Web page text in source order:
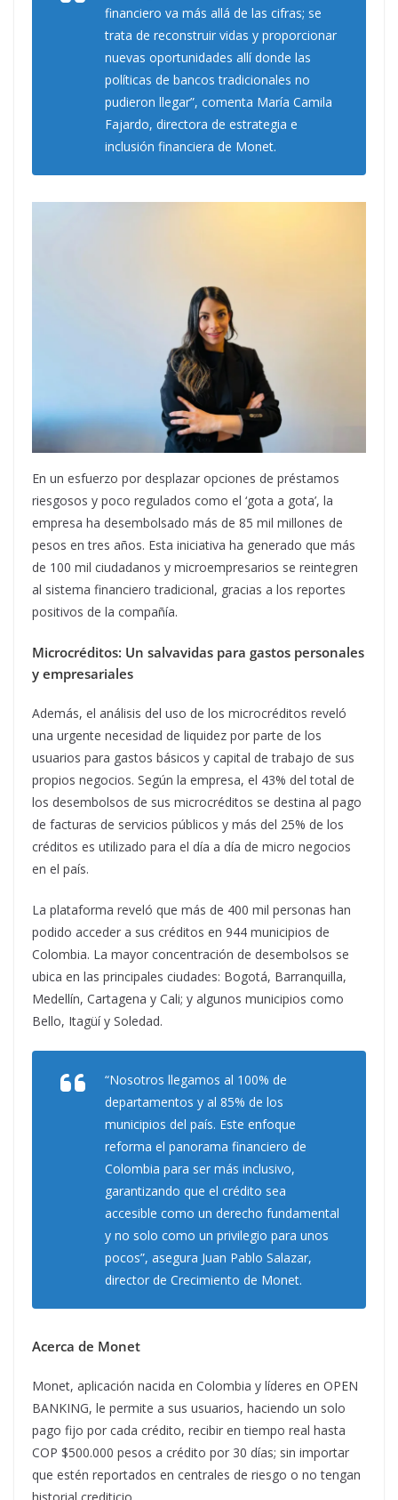
financiero va más allá de las cifras; se
trata de reconstruir vidas y proporcionar
nuevas oportunidades allí donde las
políticas de bancos tradicionales no
pudieron llegar”, comenta María Camila
Fajardo, directora de estrategia e
inclusión financiera de Monet.
En un esfuerzo por desplazar opciones de préstamos
riesgosos y poco regulados como el ‘gota a gota’, la
empresa ha desembolsado más de 85 mil millones de
pesos en tres años. Esta iniciativa ha generado que más
de 100 mil ciudadanos y microempresarios se reintegren
al sistema financiero tradicional, gracias a los reportes
positivos de la compañía.
Microcréditos: Un salvavidas para gastos personales
y empresariales
Además, el análisis del uso de los microcréditos reveló
una urgente necesidad de liquidez por parte de los
usuarios para gastos básicos y capital de trabajo de sus
propios negocios. Según la empresa, el 43% del total de
los desembolsos de sus microcréditos se destina al pago
de facturas de servicios públicos y más del 25% de los
créditos es utilizado para el día a día de micro negocios
en el país.
La plataforma reveló que más de 400 mil personas han
podido acceder a sus créditos en 944 municipios de
Colombia. La mayor concentración de desembolsos se
ubica en las principales ciudades: Bogotá, Barranquilla,
Medellín, Cartagena y Cali; y algunos municipios como
Bello, Itagüí y Soledad.
“Nosotros llegamos al 100% de
departamentos y al 85% de los
municipios del país. Este enfoque
reforma el panorama financiero de
Colombia para ser más inclusivo,
garantizando que el crédito sea
accesible como un derecho fundamental
y no solo como un privilegio para unos
pocos”, asegura Juan Pablo Salazar,
director de Crecimiento de Monet.
Acerca de Monet
Monet, aplicación nacida en Colombia y líderes en OPEN
BANKING, le permite a sus usuarios, haciendo un solo
pago fijo por cada crédito, recibir en tiempo real hasta
COP $500.000 pesos a crédito por 30 días; sin importar
que estén reportados en centrales de riesgo o no tengan